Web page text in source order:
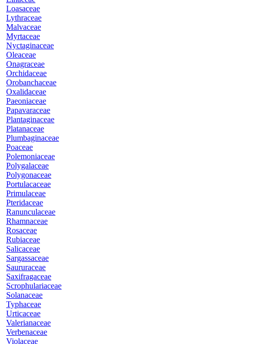
Loasaceae
Lythraceae
Malvaceae
Myrtaceae
Nyctaginaceae
Oleaceae
Onagraceae
Orchidaceae
Orobanchaceae
Oxalidaceae
Paeoniaceae
Papavaraceae
Plantaginaceae
Platanaceae
Plumbaginaceae
Poaceae
Polemoniaceae
Polygalaceae
Polygonaceae
Portulacaceae
Primulaceae
Pteridaceae
Ranunculaceae
Rhamnaceae
Rosaceae
Rubiaceae
Salicaceae
Sargassaceae
Saururaceae
Saxifragaceae
Scrophulariaceae
Solanaceae
Typhaceae
Urticaceae
Valerianaceae
Verbenaceae
Violaceae